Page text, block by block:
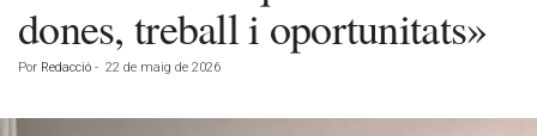
dones, treball i oportunitats»
Por Redacció - 22 de maig de 2026